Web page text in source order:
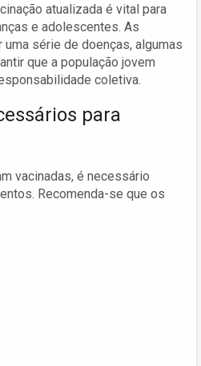
atualizada é vital para
e adolescentes. As
uma série de doenças, algumas
que a população jovem
coletiva.
para
vacinadas, é necessário
Recomenda-se que os